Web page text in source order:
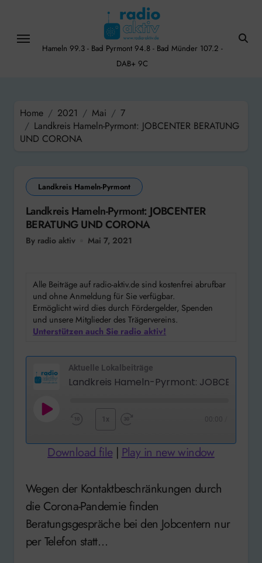
content
Hameln 99.3 - Bad Pyrmont 94.8 - Bad Münder 107.2 -
DAB+ 9C
Home 2021 Mai
7
Landkreis Hameln-Pyrmont: JOBCENTER BERATUNG
UND CORONA
Landkreis Hameln-Pyrmont
Landkreis Hameln-Pyrmont: JOBCENTER
BERATUNG UND CORONA
By radio aktiv Mai 7, 2021
Alle Beiträge auf radio-aktiv.de sind kostenfrei abrufbar
und ohne Anmeldung für Sie verfügbar.
Ermöglicht wird dies durch Fördergelder, Spenden
und unsere Mitglieder des Trägervereins.
Unterstützen auch Sie radio aktiv!
Aktuelle Lokalbeiträge
Play
10
Seconds
1x
Forward
Download file| Play in new window
Wegen der Kontaktbeschränkungen durch
die Corona-Pandemie finden
Beratungsgespräche bei den Jobcentern nur
per Telefon statt…